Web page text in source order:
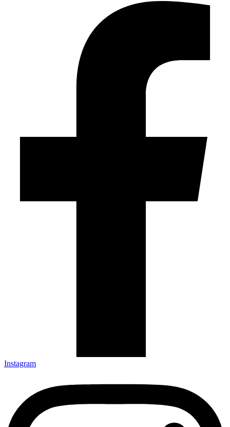
Instagram